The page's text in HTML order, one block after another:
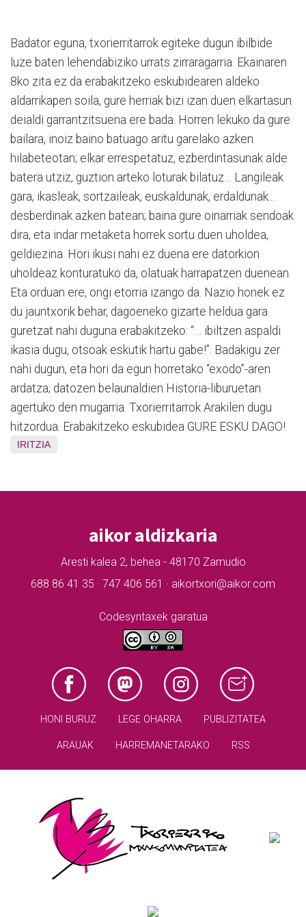
Badator eguna, txorierritarrok egiteke dugun ibilbide
luze baten lehendabiziko urrats zirraragarria. Ekainaren
8ko zita ez da erabakitzeko eskubidearen aldeko
aldarrikapen soila, gure herriak bizi izan duen elkartasun
deialdi garrantzitsuena ere bada. Horren lekuko da gure
bailara, inoiz baino batuago aritu garelako azken
hilabeteotan; elkar errespetatuz, ezberdintasunak alde
batera utziz, guztion arteko loturak bilatuz… Langileak
gara, ikasleak, sortzaileak, euskaldunak, erdaldunak...
desberdinak azken batean; baina gure oinarriak sendoak
dira, eta indar metaketa horrek sortu duen uholdea,
geldiezina. Hori ikusi nahi ez duena ere datorkion
uholdeaz konturatuko da, olatuak harrapatzen duenean.
Eta orduan ere, ongi etorria izango da. Nazio honek ez
du jauntxorik behar, dagoeneko gizarte heldua gara
guretzat nahi duguna erabakitzeko: “… ibiltzen aspaldi
ikasia dugu, otsoak eskutik hartu gabe!”. Badakigu zer
nahi dugun, eta hori da egun horretako “exodo”-aren
ardatza; datozen belaunaldien Historia-liburuetan
agertuko den mugarria. Txorierritarrok Arakilen dugu
hitzordua. Erabakitzeko eskubidea GURE ESKU DAGO!
IRITZIA
aikor aldizkaria
Aresti kalea 2, behea - 48170 Zamudio
688 86 41 35 · 747 406 561 · aikortxori@aikor.com
Codesyntaxek garatua
HONI BURUZ LEGE OHARRA PUBLIZITATEA
ARAUAK HARREMANETARAKO RSS